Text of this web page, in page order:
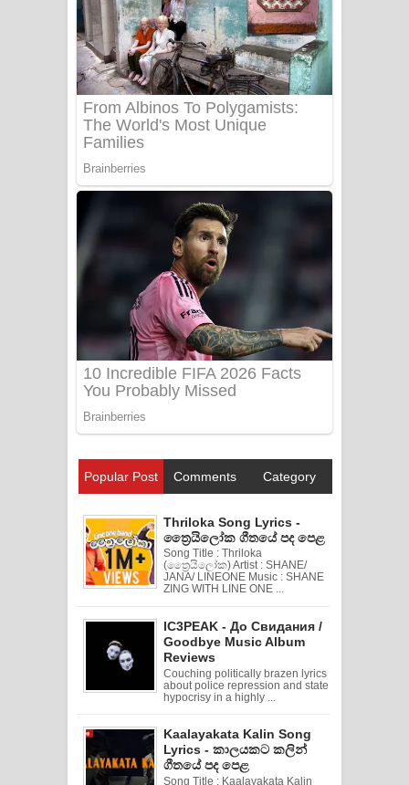
Popular Post Comments Category
Thriloka Song Lyrics -
ත්‍රෛයිලෝක ගීතයේ පද පෙළ
Song Title : Thriloka
(ත්‍රෛයිලෝක) Artist : SHANE/
JANA/ LINEONE Music : SHANE
ZING WITH LINE ONE ...
IC3PEAK - До Свидания /
Goodbye Music Album
Reviews
Couching politically brazen lyrics
about police repression and state
hypocrisy in a highly ...
Kaalayakata Kalin Song
Lyrics - කාලයකට කලින්
ගීතයේ පද පෙළ
Song Title : Kaalayakata Kalin